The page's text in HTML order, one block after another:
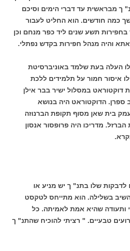
ך מבראשית עד דברי הימים וסיכם
כמה חודשים. הוא החליט לעבור
בחפירות תשע שנים ליד כפר מנחם וכן
והיה מנהל חפירות בקדש נפתלי.
העלה בעת שלמד באוניברסיטת
איסור חמור על תלמידים ללכת
דוקטוראט במסלול ישיר בבר אילן
הדוקטוראט היה בנושא
בית שאן מסוף תקופת הברנוזה
מדריכו היה פרופסור אנסון
שלו בתנ" ך יש מניע או
השיב בשלילה. הוא מתייחס לטקסט
ותעודה שהיא אמת לאמיתה. כל
טבעיים. " רציתי להוכיח שהתנ" ך